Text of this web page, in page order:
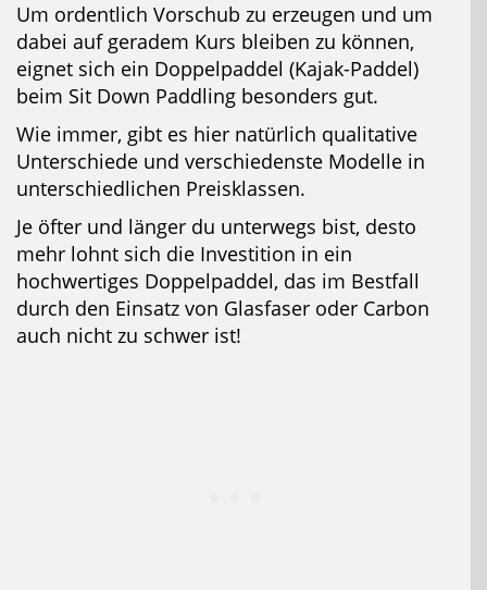
Um ordentlich Vorschub zu erzeugen und um
dabei auf geradem Kurs bleiben zu können,
eignet sich ein Doppelpaddel (Kajak-Paddel)
beim Sit Down Paddling besonders gut.
Wie immer, gibt es hier natürlich qualitative
Unterschiede und verschiedenste Modelle in
unterschiedlichen Preisklassen.
Je öfter und länger du unterwegs bist, desto
mehr lohnt sich die Investition in ein
hochwertiges Doppelpaddel, das im Bestfall
durch den Einsatz von Glasfaser oder Carbon
auch nicht zu schwer ist!